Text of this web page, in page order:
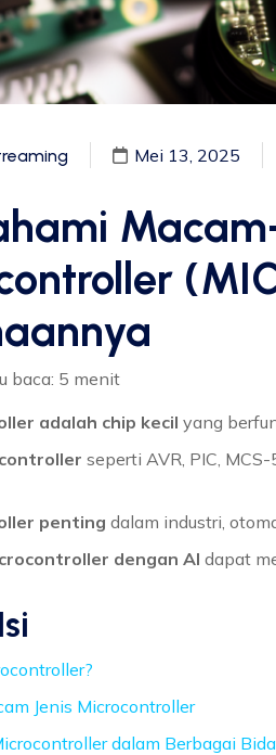
Mei 13, 2025
baca: 5 menit
adalah chip kecil yang
seperti AVR, PIC,
penting dalam industri,
dengan AI dapat
Jenis Microcontroller
dalam Berbagai